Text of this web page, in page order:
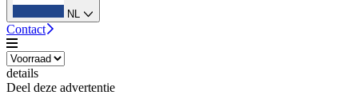
NL
Contact
details
Deel deze advertentie